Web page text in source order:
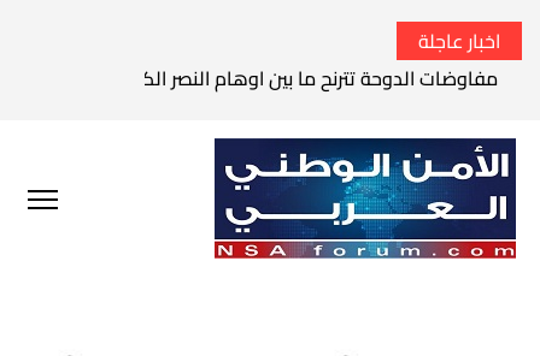
اخبار عاجلة
مفاوضات الدوحة تترنح ما بين اوهام النصر الكامل وواقع